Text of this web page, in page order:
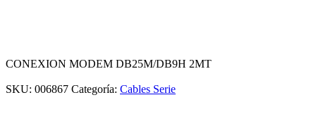
CONEXION MODEM DB25M/DB9H 2MT
SKU: 006867 Categoría: Cables Serie